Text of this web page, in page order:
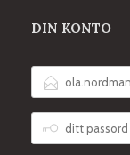
DIN KONTO
POSTADRESSE
PASSORD